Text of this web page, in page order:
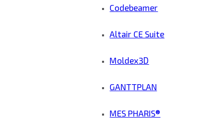
Codebeamer
Altair CE Suite
Moldex3D
GANTTPLAN
MES PHARIS®